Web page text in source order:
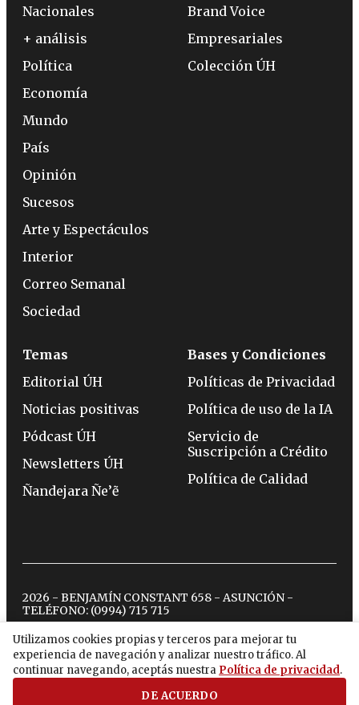
Utilizamos cookies propias y terceros para mejorar tu
experiencia de navegación y analizar nuestro tráfico. Al
continuar navegando, aceptás nuestra Política de privacidad.
DE ACUERDO
Nacionales
+ análisis
Política
Economía
Mundo
País
Opinión
Sucesos
Arte y Espectáculos
Interior
Correo Semanal
Sociedad
Brand Voice
Empresariales
Colección ÚH
Temas
Editorial ÚH
Noticias positivas
Pódcast ÚH
Newsletters ÚH
Ñandejara Ñe’ẽ
Bases y Condiciones
Políticas de Privacidad
Política de uso de la IA
Servicio de
Suscripción a Crédito
Política de Calidad
2026 - BENJAMÍN CONSTANT 658 - ASUNCIÓN -
TELÉFONO: (0994) 715 715
twitterinstagram
facebook
tiktokyoutubespotify